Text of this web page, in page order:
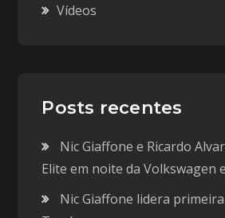
Vídeos
Posts recentes
Nic Giaffone e Ricardo
Elite em noite da Volkswagen
Nic Giaffone lidera